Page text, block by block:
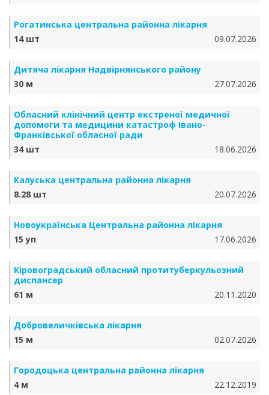
Рогатинська центральна районна лікарня
14 шт
09.07.2026
Дитяча лікарня Надвірнянського району
30 м
27.07.2026
Обласний клінічний центр екстреної медичної
допомоги та медицини катастроф Івано-
Франківської обласної ради
34 шт
18.06.2026
Калуська центральна районна лікарня
8.28 шт
20.07.2026
Новоукраїнська Центральна районна лікарня
15 уп
17.06.2026
Кіровоградський обласний протитуберкульозний
диспансер
61 м
20.11.2020
Добровеличківська лікарня
15 м
02.07.2026
Городоцька центральна районна лікарня
4 м
22.12.2019